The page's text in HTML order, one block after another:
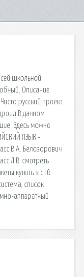
школьной
Описание
русский проект.
В данном
Здесь можно
ЯЗЫК -
В.А. Белозорович
Л.В. смотреть
купить в спб
список
аппаратный